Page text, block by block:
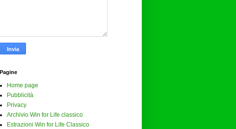
Pagine
Home page
Pubblicità
Privacy
Archivio Win for Life classico
Estrazioni Win for Life Classico